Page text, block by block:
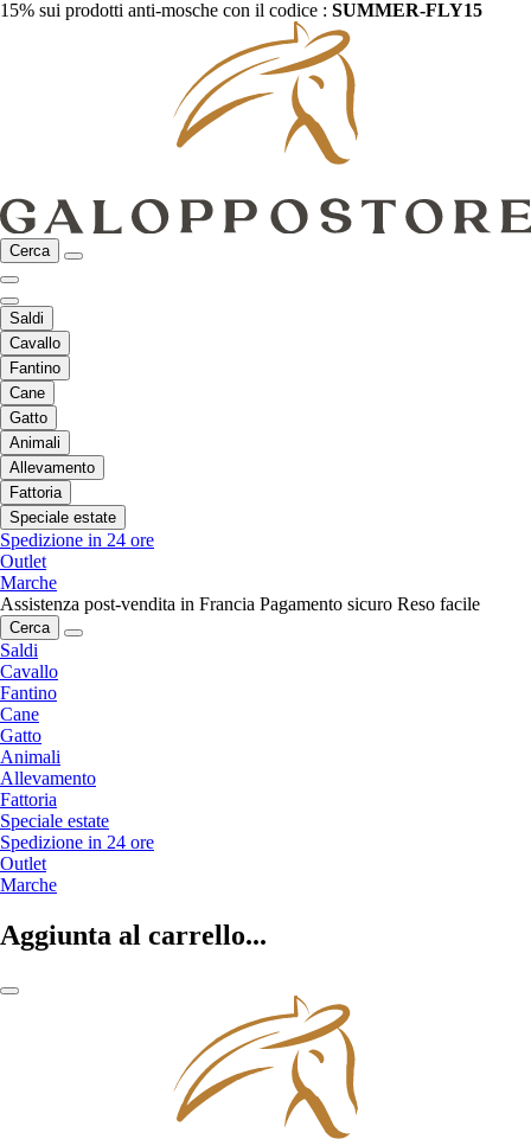
15% sui prodotti anti-mosche con il codice : SUMMER-FLY15
Cerca
Saldi
Cavallo
Fantino
Cane
Gatto
Animali
Allevamento
Fattoria
Speciale estate
Spedizione in 24 ore
Outlet
Marche
Assistenza post-vendita in Francia Pagamento sicuro Reso facile
Cerca
Saldi
Cavallo
Fantino
Cane
Gatto
Animali
Allevamento
Fattoria
Speciale estate
Spedizione in 24 ore
Outlet
Marche
Aggiunta al carrello...